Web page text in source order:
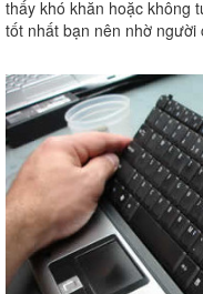
thấy khó khăn hoặc không
tốt nhất bạn nên nhờ người